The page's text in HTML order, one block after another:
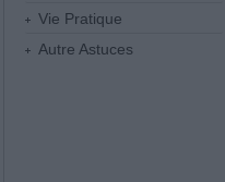
Vie Pratique
Autre Astuces